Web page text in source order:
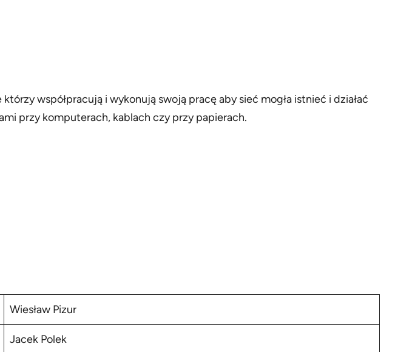
współpracują i wykonują swoją pracę aby sieć mogła istnieć i działać
przy komputerach, kablach czy przy papierach.
Wiesław Pizur
Jacek Polek